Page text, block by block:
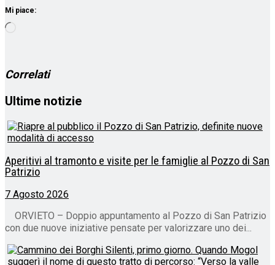
Mi piace:
Correlati
Ultime notizie
Aperitivi al tramonto e visite per le famiglie al Pozzo di San
Patrizio
7 Agosto 2026
ORVIETO – Doppio appuntamento al Pozzo di San Patrizio
con due nuove iniziative pensate per valorizzare uno dei...